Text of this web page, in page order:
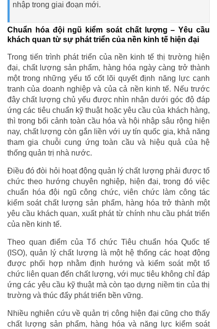
nhập trong giai đoạn mới.
Chuẩn hóa đội ngũ kiểm soát chất lượng – Yêu cầu
khách quan từ sự phát triển của nền kinh tế hiện đại
Trong tiến trình phát triển của nền kinh tế thị trường hiện
đại, chất lượng sản phẩm, hàng hóa ngày càng trở thành
một trong những yếu tố cốt lõi quyết định năng lực cạnh
tranh của doanh nghiệp và của cả nền kinh tế. Nếu trước
đây chất lượng chủ yếu được nhìn nhận dưới góc độ đáp
ứng các tiêu chuẩn kỹ thuật hoặc yêu cầu của khách hàng,
thì trong bối cảnh toàn cầu hóa và hội nhập sâu rộng hiện
nay, chất lượng còn gắn liền với uy tín quốc gia, khả năng
tham gia chuỗi cung ứng toàn cầu và hiệu quả của hệ
thống quản trị nhà nước.
Điều đó đòi hỏi hoạt động quản lý chất lượng phải được tổ
chức theo hướng chuyên nghiệp, hiện đại, trong đó việc
chuẩn hóa đội ngũ công chức, viên chức làm công tác
kiểm soát chất lượng sản phẩm, hàng hóa trở thành một
yêu cầu khách quan, xuất phát từ chính nhu cầu phát triển
của nền kinh tế.
Theo quan điểm của Tổ chức Tiêu chuẩn hóa Quốc tế
(ISO), quản lý chất lượng là một hệ thống các hoạt động
được phối hợp nhằm định hướng và kiểm soát một tổ
chức liên quan đến chất lượng, với mục tiêu không chỉ đáp
ứng các yêu cầu kỹ thuật mà còn tạo dựng niềm tin của thị
trường và thúc đẩy phát triển bền vững.
Nhiều nghiên cứu về quản trị công hiện đại cũng cho thấy
chất lượng sản phẩm, hàng hóa và năng lực kiểm soát